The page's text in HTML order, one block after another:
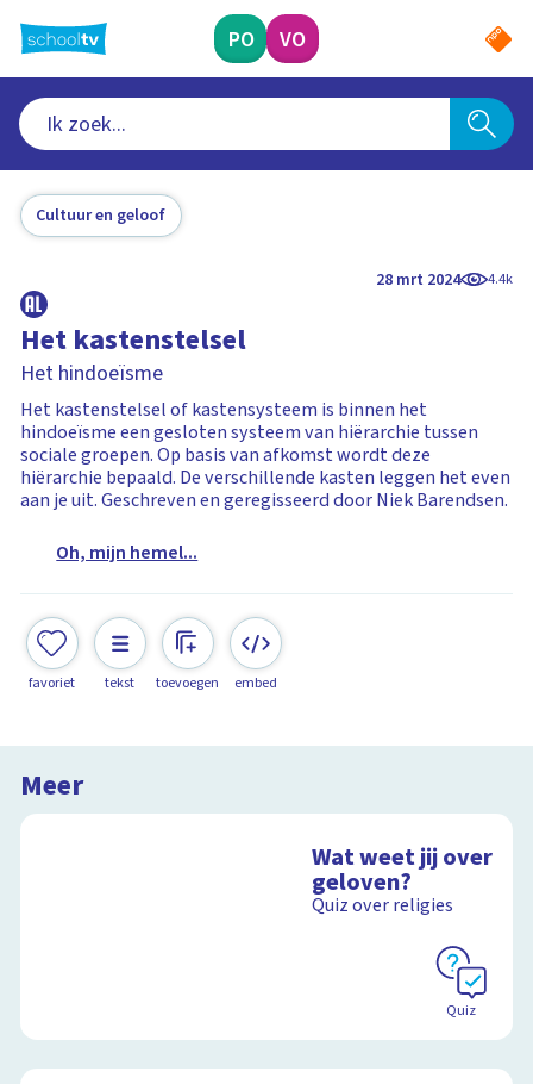
naar
hoofdinhoud
PO VO
Cultuur en geloof
28 mrt 2024 4.4k
Het kastenstelsel
Het hindoeïsme
Het kastenstelsel of kastensysteem is binnen het
hindoeïsme een gesloten systeem van hiërarchie tussen
sociale groepen. Op basis van afkomst wordt deze
hiërarchie bepaald. De verschillende kasten leggen het even
aan je uit. Geschreven en geregisseerd door Niek Barendsen.
Oh, mijn hemel...
favoriet tekst toevoegen embed
Meer
Wat weet jij over
geloven?
Quiz over religies
Quiz